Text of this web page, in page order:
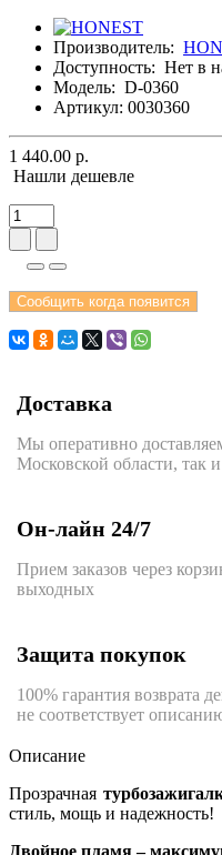
Производитель:
Доступность: Нет в
Модель: D-0360
Артикул: 0030360
1 440.00 р.
Нашли дешевле
Сообщить когда появится
Доставка
Мы оперативно
Московской области, так
Он-лайн 24/7
Прием заказов через
выходных
Защита покупок
100% гарантия возврата
не соответствует
Описание
Прозрачная
стиль, мощь и надежность!
Двойное пламя –